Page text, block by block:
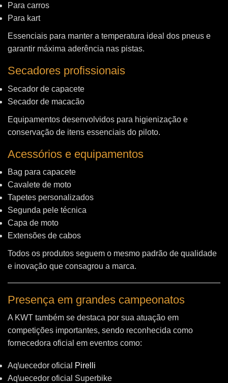
Para carros
Para kart
Essenciais para manter a temperatura ideal dos pneus e
garantir máxima aderência nas pistas.
Secadores profissionais
Secador de capacete
Secador de macacão
Equipamentos desenvolvidos para higienização e
conservação de itens essenciais do piloto.
Acessórios e equipamentos
Bag para capacete
Cavalete de moto
Tapetes personalizados
Segunda pele técnica
Capa de moto
Extensões de cabos
Todos os produtos seguem o mesmo padrão de qualidade
e inovação que consagrou a marca.
Presença em grandes campeonatos
A KWT também se destaca por sua atuação em
competições importantes, sendo reconhecida como
fornecedora oficial em eventos como:
Aq\uecedor oficial
Pirelli
Aq\uecedor oficial Superbike